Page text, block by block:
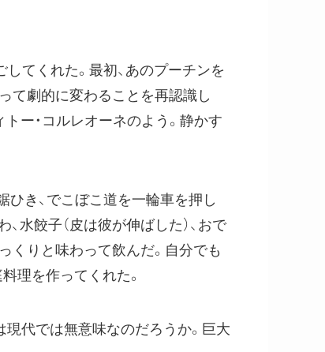
てくれた。最初、あのプーチンを
て劇的に変わることを再認識し
ー・コルレオーネのよう。静かす
き、でこぼこ道を一輪車を押し
水餃子（皮は彼が伸ばした）、おで
くりと味わって飲んだ。自分でも
理を作ってくれた。
代では無意味なのだろうか。巨大